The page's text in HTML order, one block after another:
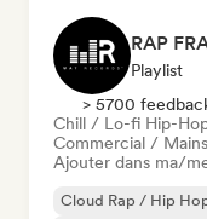
Playlist
> 5700
Chill / Lo-fi Hip-
Commercial /
Ajouter dans ma/
Cloud Rap / Hip